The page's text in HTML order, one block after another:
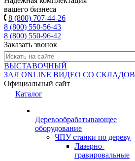
вашего бизнеса
8 (800) 707-44-26
8 (800) 550-56-43
8 (800) 550-96-42
Заказать звонок
ВЫСТАВОЧНЫЙ
ЗАЛ ONLINE ВИДЕО СО СКЛАДОВ
Официальный сайт
Каталог
Деревообрабатывающее
оборудование
ЧПУ станки по дереву
Лазерно-
гравировальные